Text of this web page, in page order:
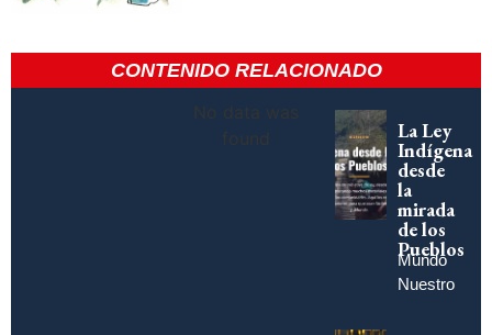
CONTENIDO RELACIONADO
No data was
found
La Ley
Indígena
desde
la
mirada
de los
Pueblos
Mundo
Nuestro